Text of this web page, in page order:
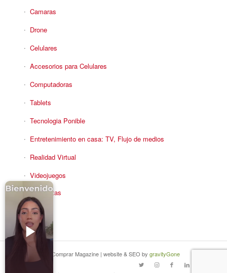
Camaras
Drone
Celulares
Accesorios para Celulares
Computadoras
Tablets
Tecnologia Ponible
Entretenimiento en casa: TV, Flujo de medios
Realidad Virtual
Videojuegos
Reciba Ofertas
© Copyright - Comprar Magazine | website & SEO by gravityGone